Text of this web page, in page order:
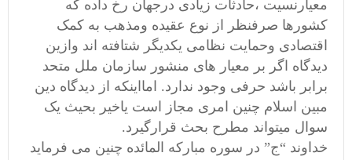
معیارنسیت ،حادثات زیادی درجهان رخ داده که
کشورها صرفنظر از نوع عقیده ومذهب به کمک
اقتصادی وحمایت نظامی یکدیگر شتافته اند وازین
دیدگاه اگر بر معیار های منشور سازمان ملل متحد
برابر باشد حرفی وجود ندارد. امااینکه از دیدگاه دین
مبین اسلام چنین امری مجاز است یاخیر بحیث یک
سوال میتواند مطرح بحث قرارگیرد.
خداوند “ج” در سوره مبارکه المائده چنین می فرماید